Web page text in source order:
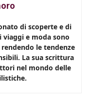
di scoperte e di
e moda sono
le tendenze
La sua scrittura
nel mondo delle